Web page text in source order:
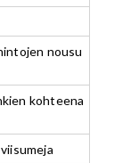
nousu
kohteena